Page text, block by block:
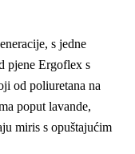
s jedne
pjene Ergoflex s
od poliuretana na
poput lavande,
miris s opuštajućim